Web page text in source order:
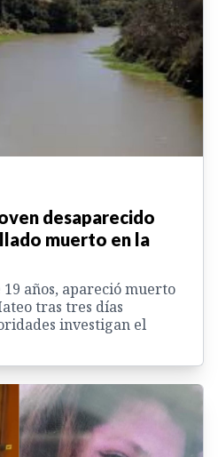
desaparecido
muerto en la
años, apareció muerto
tras tres días
investigan el